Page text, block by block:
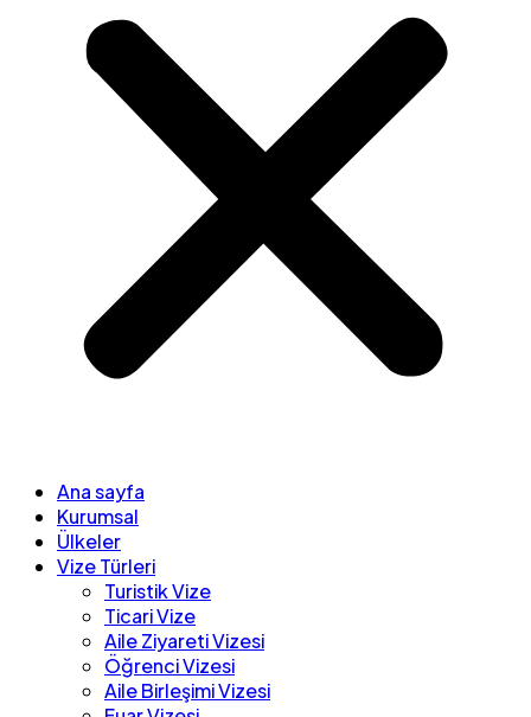
Ana sayfa
Kurumsal
Ülkeler
Vize Türleri
Turistik Vize
Ticari Vize
Aile Ziyareti Vizesi
Öğrenci Vizesi
Aile Birleşimi Vizesi